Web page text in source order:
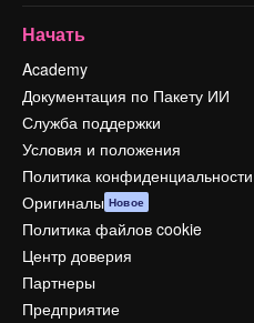
Начать
Academy
Документация по Пакету ИИ
Служба поддержки
Условия и положения
Политика конфиденциальности
Оригиналы Новое
Политика файлов cookie
Центр доверия
Партнеры
Предприятие